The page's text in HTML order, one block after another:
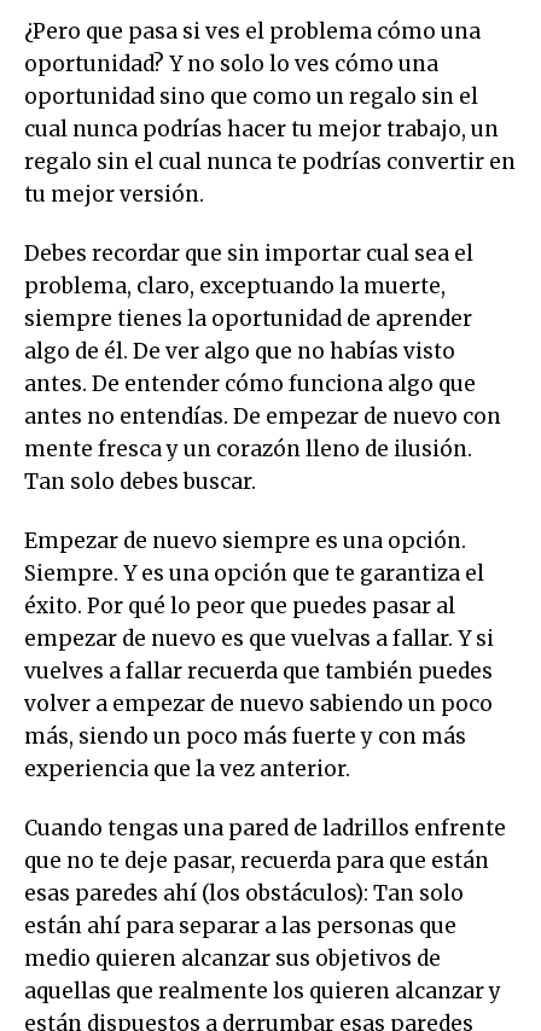
¿Pero que pasa si ves el problema cómo una
oportunidad? Y no solo lo ves cómo una
oportunidad sino que como un regalo sin el
cual nunca podrías hacer tu mejor trabajo, un
regalo sin el cual nunca te podrías convertir en
tu mejor versión.
Debes recordar que sin importar cual sea el
problema, claro, exceptuando la muerte,
siempre tienes la oportunidad de aprender
algo de él. De ver algo que no habías visto
antes. De entender cómo funciona algo que
antes no entendías. De empezar de nuevo con
mente fresca y un corazón lleno de ilusión.
Tan solo debes buscar.
Empezar de nuevo siempre es una opción.
Siempre. Y es una opción que te garantiza el
éxito. Por qué lo peor que puedes pasar al
empezar de nuevo es que vuelvas a fallar. Y si
vuelves a fallar recuerda que también puedes
volver a empezar de nuevo sabiendo un poco
más, siendo un poco más fuerte y con más
experiencia que la vez anterior.
Cuando tengas una pared de ladrillos enfrente
que no te deje pasar, recuerda para que están
esas paredes ahí (los obstáculos): Tan solo
están ahí para separar a las personas que
medio quieren alcanzar sus objetivos de
aquellas que realmente los quieren alcanzar y
están dispuestos a derrumbar esas paredes